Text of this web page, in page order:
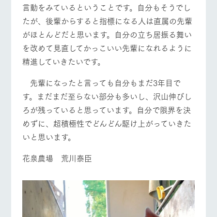
言動をみているということです。自分もそうでし
たが、後輩からすると指標になる人は直属の先輩
がほとんどだと思います。自分の立ち居振る舞い
を改めて見直してかっこいい先輩になれるように
精進していきたいです。
先輩になったと言っても自分もまだ3年目で
す。まだまだ至らない部分も多いし、沢山伸びし
ろが残っていると思っています。自分で限界を決
めずに、超積極性でどんどん駆け上がっていきた
いと思います。
花泉農場 荒川泰臣